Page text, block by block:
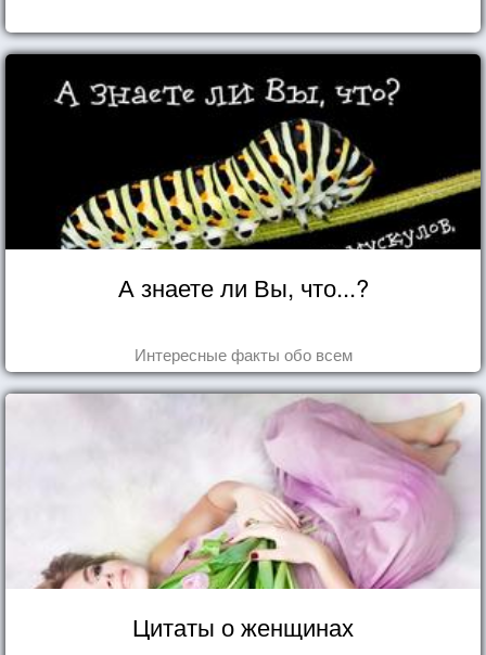
А знаете ли Вы, что...?
Интересные факты обо всем
Цитаты о женщинах